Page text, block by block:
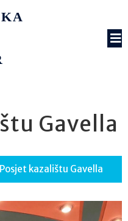
Gavella
Posjet kazalištu Gavella